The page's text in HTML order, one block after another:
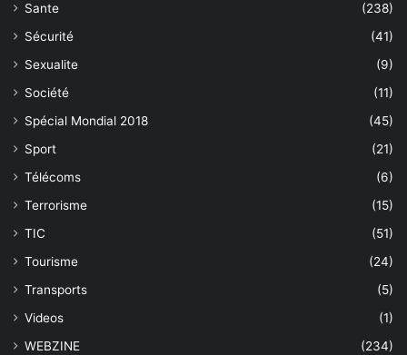
Sante
(238)
Sécurité
(41)
Sexualite
(9)
Société
(11)
Spécial Mondial 2018
(45)
Sport
(21)
Télécoms
(6)
Terrorisme
(15)
TIC
(51)
Tourisme
(24)
Transports
(5)
Videos
(1)
WEBZINE
(234)